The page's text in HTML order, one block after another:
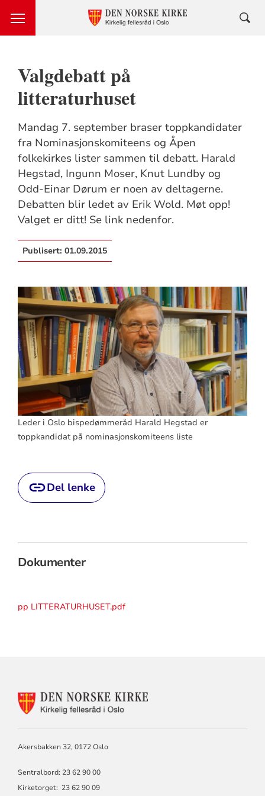
Valgdebatt på
litteraturhuset
Mandag 7. september braser toppkandidater
fra Nominasjonskomiteens og Åpen
folkekirkes lister sammen til debatt. Harald
Hegstad, Ingunn Moser, Knut Lundby og
Odd-Einar Dørum er noen av deltagerne.
Debatten blir ledet av Erik Wold. Møt opp!
Valget er ditt! Se link nedenfor.
Publisert: 01.09.2015
Leder i Oslo bispedømmeråd Harald Hegstad er
toppkandidat på nominasjonskomiteens liste
Del lenke
Dokumenter
pp LITTERATURHUSET.pdf
KONTAKTINFORMASJON
Akersbakken 32, 0172 Oslo
Sentralbord: 23 62 90 00
Kirketorget: 23 62 90 09